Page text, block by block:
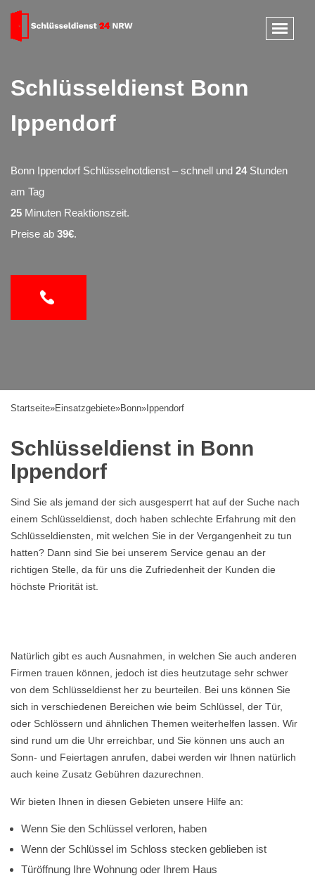
Schlüsseldienst Bonn
Ippendorf
Bonn Ippendorf Schlüsselnotdienst – schnell und 24Stunden
am Tag
25 Minuten Reaktionszeit.
Preise ab 39€.
Startseite»Einsatzgebiete»Bonn» Ippendorf
Schlüsseldienst in Bonn
Ippendorf
Sind Sie als jemand der sich ausgesperrt hat auf der Suche nach
einem Schlüsseldienst, doch haben schlechte Erfahrung mit den
Schlüsseldiensten, mit welchen Sie in der Vergangenheit zu tun
hatten? Dann sind Sie bei unserem Service genau an der
richtigen Stelle, da für uns die Zufriedenheit der Kunden die
höchste Priorität ist.
Natürlich gibt es auch Ausnahmen, in welchen Sie auch anderen
Firmen trauen können, jedoch ist dies heutzutage sehr schwer
von dem Schlüsseldienst her zu beurteilen. Bei uns können Sie
sich in verschiedenen Bereichen wie beim Schlüssel, der Tür,
oder Schlössern und ähnlichen Themen weiterhelfen lassen. Wir
sind rund um die Uhr erreichbar, und Sie können uns auch an
Sonn- und Feiertagen anrufen, dabei werden wir Ihnen natürlich
auch keine Zusatz Gebühren dazurechnen.
Wir bieten Ihnen in diesen Gebieten unsere Hilfe an:
Wenn Sie den Schlüssel verloren, haben
Wenn der Schlüssel im Schloss stecken geblieben ist
Türöffnung Ihre Wohnung oder Ihrem Haus